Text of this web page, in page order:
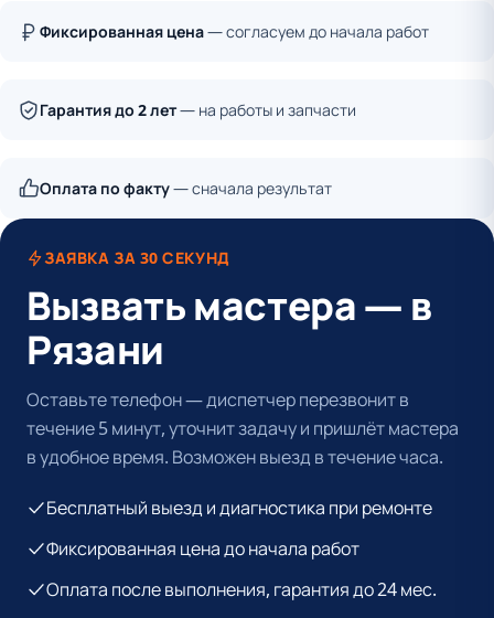
Фиксированная цена— согласуем до начала работ
Гарантия до 2 лет— на работы и запчасти
Оплата по факту— сначала результат
ЗАЯВКА ЗА 30 СЕКУНД
Вызвать мастера — в
Рязани
Оставьте телефон — диспетчер перезвонит в
течение 5 минут, уточнит задачу и пришлёт мастера
в удобное время. Возможен выезд в течение часа.
Бесплатный выезд и диагностика при ремонте
Фиксированная цена до начала работ
Оплата после выполнения, гарантия до 24 мес.